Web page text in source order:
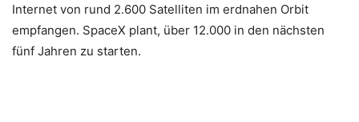
Internet von rund 2.600 Satelliten im erdnahen Orbit
empfangen. SpaceX plant, über 12.000 in den nächsten
fünf Jahren zu starten.